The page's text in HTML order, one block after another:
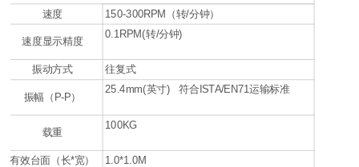
速度
150-300RPM（转/分钟）
速度显示精度
0.1RPM(转/分钟)
振动方式 往复式
振幅（P-P）
25.4mm(英寸) 符合ISTA/EN71运输标准
载重
100KG
有效台面（长*宽）
1.0*1.0M